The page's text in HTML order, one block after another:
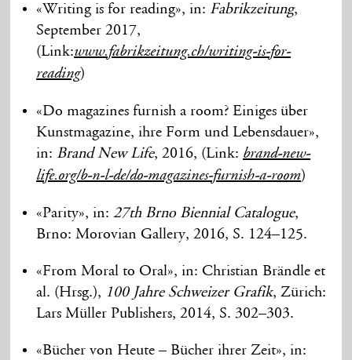
«Writing is for reading», in: Fabrikzeitung,
September 2017,
(Link:www.fabrikzeitung.ch/writing-is-for-
reading)
«Do magazines furnish a room? Einiges über
Kunstmagazine, ihre Form und Lebensdauer»,
in: Brand New Life, 2016, (Link: brand-new-
life.org/b-n-l-de/do-magazines-furnish-a-room)
«Parity», in:27th Brno Biennial Catalogue,
Brno: Morovian Gallery, 2016, S. 124–125.
«From Moral to Oral», in: Christian Brändle et
al. (Hrsg.), 100 Jahre Schweizer Grafik, Zürich:
Lars Müller Publishers, 2014, S. 302–303.
«Bücher von Heute – Bücher ihrer Zeit», in: